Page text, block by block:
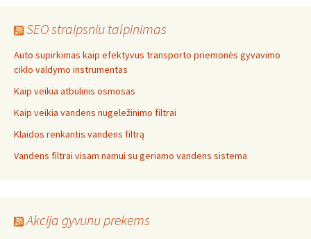
SEO straipsniu talpinimas
Auto supirkimas kaip efektyvus transporto priemonės gyvavimo
ciklo valdymo instrumentas
Kaip veikia atbulinis osmosas
Kaip veikia vandens nugeležinimo filtrai
Klaidos renkantis vandens filtrą
Vandens filtrai visam namui su geriamo vandens sistema
Akcija gyvunu prekems